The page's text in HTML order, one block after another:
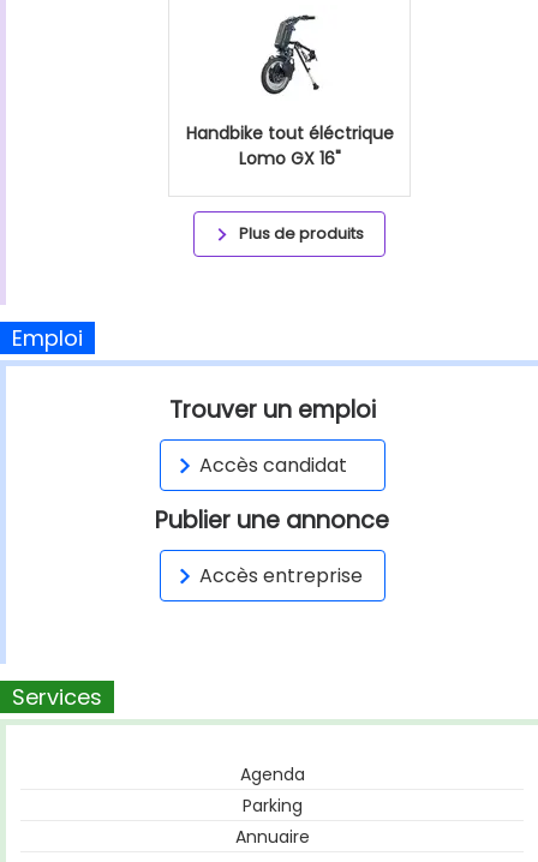
Handbike tout éléctrique
Lomo GX 16"
Plus de produits
Emploi
Trouver un emploi
Accès candidat
Publier une annonce
Accès entreprise
Services
Agenda
Parking
Annuaire